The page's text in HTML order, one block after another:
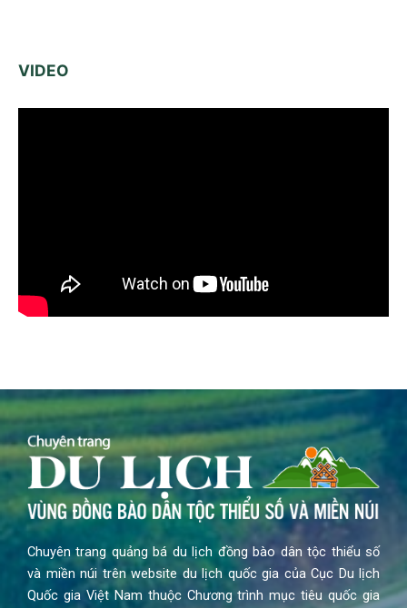
VIDEO
Chuyên trang quảng bá du lịch đồng bào dân tộc thiểu số
và miền núi trên website du lịch quốc gia của Cục Du lịch
Quốc gia Việt Nam thuộc Chương trình mục tiêu quốc gia